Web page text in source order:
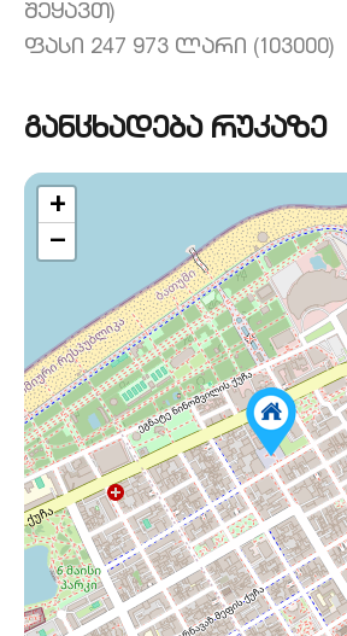
შეყავთ)
ფასი 247 973 ლარი (103000)
განცხადება რუკაზე
+
−